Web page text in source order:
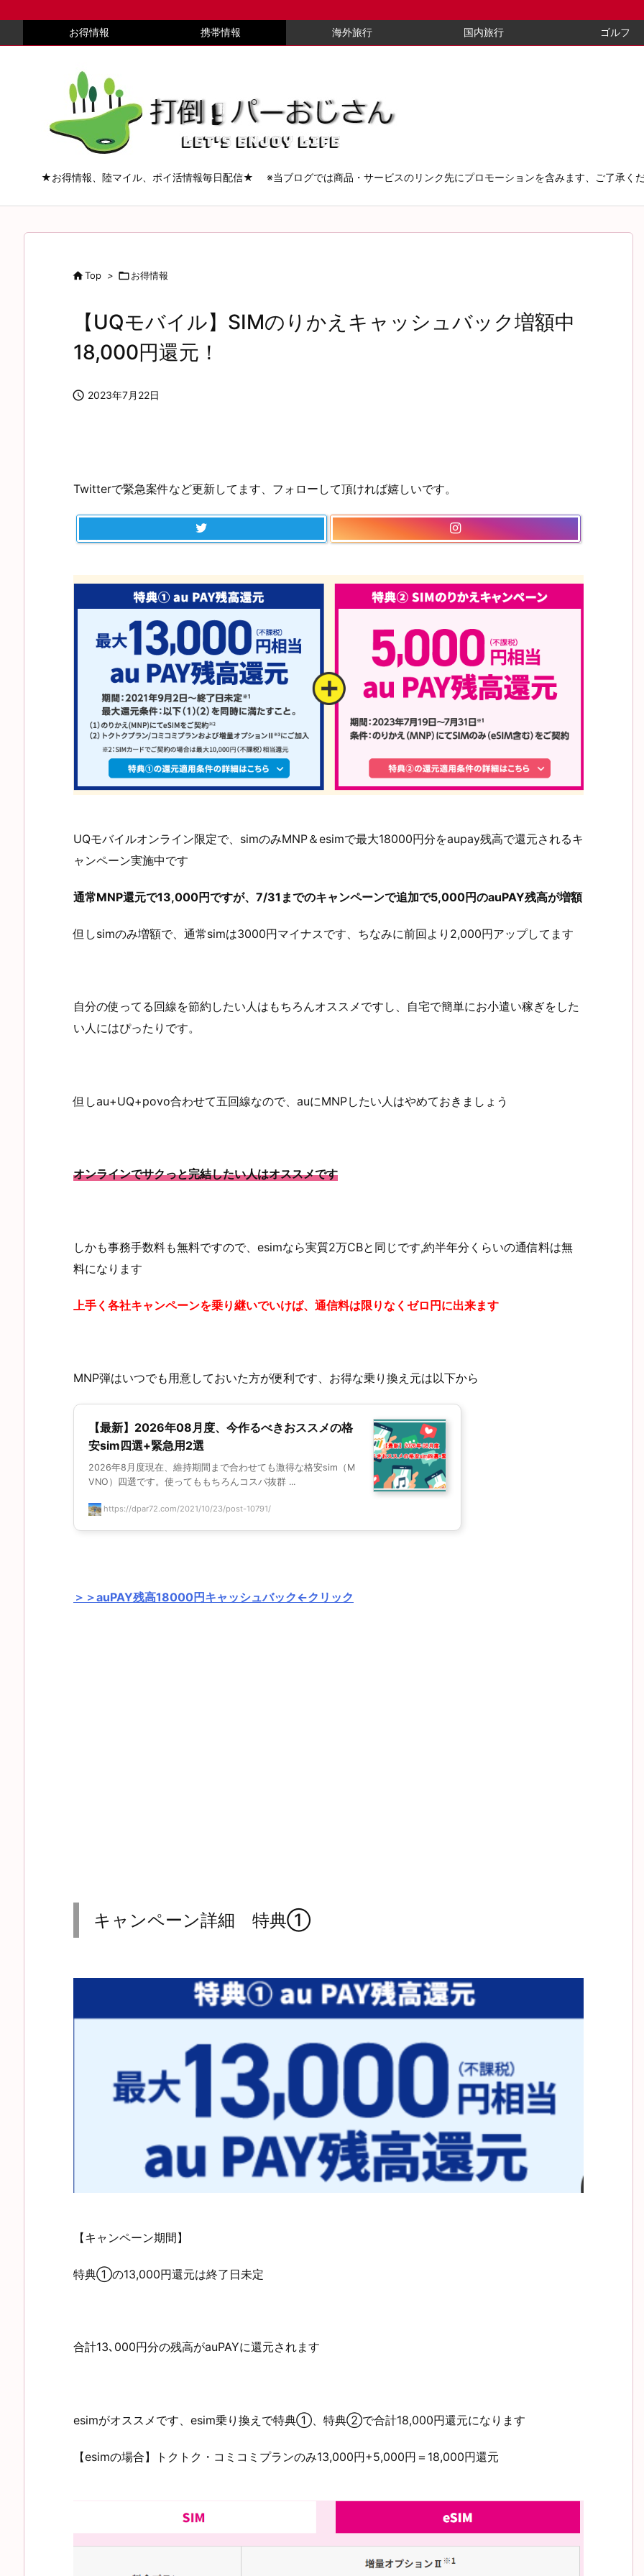
お得情報 携帯情報 海外旅行 国内旅行 ゴルフ
★お得情報、陸マイル、ポイ活情報毎日配信★ ※当ブログでは商品・サービスのリンク先にプロモーションを含みます、ご了承く
Top > お得情報
【UQモバイル】SIMのりかえキャッシュバック増額中
18,000円還元！
 2023年7月22日
Twitterで緊急案件など更新してます、フォローして頂ければ嬉しいです。
UQモバイルオンライン限定で、simのみMNP＆esimで最大18000円分をaupay残高で還元されるキ
ャンペーン実施中です
通常MNP還元で13,000円ですが、7/31までのキャンペーンで追加で5,000円のauPAY残高が増額
但しsimのみ増額で、通常simは3000円マイナスです、ちなみに前回より2,000円アップしてます
自分の使ってる回線を節約したい人はもちろんオススメですし、自宅で簡単にお小遣い稼ぎをした
い人にはぴったりです。
但しau+UQ+povo合わせて五回線なので、auにMNPしたい人はやめておきましょう
オンラインでサクっと完結したい人はオススメです
しかも事務手数料も無料ですので、esimなら実質2万CBと同じです,約半年分くらいの通信料は無
料になります
上手く各社キャンペーンを乗り継いでいけば、通信料は限りなくゼロ円に出来ます
MNP弾はいつでも用意しておいた方が便利です、お得な乗り換え元は以下から
【最新】2026年08月度、今作るべきおススメの格
安sim四選+緊急用2選
2026年8月度現在、維持期間まで合わせても激得な格安sim（M
VNO）四選です。使ってももちろんコスパ抜群 ...
https://dpar72.com/2021/10/23/post-10791/
＞＞auPAY残高18000円キャッシュバック←クリック
キャンペーン詳細 特典①
【キャンペーン期間】
特典①の13,000円還元は終了日未定
合計13､000円分の残高がauPAYに還元されます
esimがオススメです、esim乗り換えで特典①、特典②で合計18,000円還元になります
【esimの場合】トクトク・コミコミプランのみ13,000円+5,000円＝18,000円還元